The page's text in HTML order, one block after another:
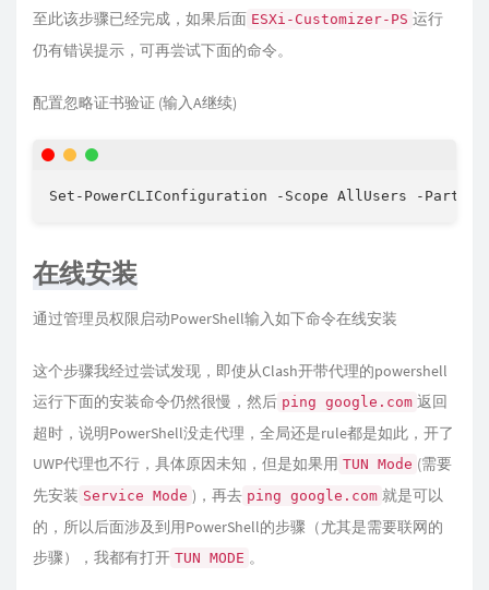
至此该步骤已经完成，如果后面 ESXi-Customizer-PS 运行
仍有错误提示，可再尝试下面的命令。
配置忽略证书验证 (输入A继续)
Set-PowerCLIConfiguration -Scope AllUsers -
在线安装
通过管理员权限启动PowerShell输入如下命令在线安装
这个步骤我经过尝试发现，即使从Clash开带代理的powershell
运行下面的安装命令仍然很慢，然后 ping google.com 返回
超时，说明PowerShell没走代理，全局还是rule都是如此，开了
UWP代理也不行，具体原因未知，但是如果用 TUN Mode (需要
先安装 Service Mode )，再去 ping google.com 就是可以
的，所以后面涉及到用PowerShell的步骤（尤其是需要联网的
步骤），我都有打开 TUN MODE 。